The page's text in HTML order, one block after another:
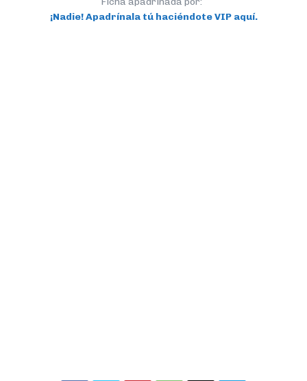
¡Nadie! Apadrínala tú haciéndote VIP aquí.